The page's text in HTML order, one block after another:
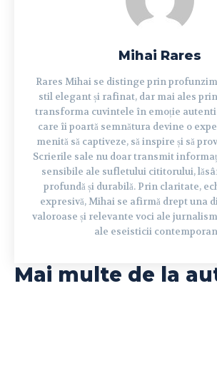
Mihai Rares
Rares Mihai se distinge prin
stil elegant și rafinat, dar mai ales
transforma cuvintele în emoție
care îi poartă semnătura devine o
menită să captiveze, să inspire și să
Scrierile sale nu doar transmit
sensibile ale sufletului cititorului,
profundă și durabilă. Prin claritate,
expresivă, Mihai se afirmă drept una
valoroase și relevante voci ale
ale eseisticii
Mai multe de la